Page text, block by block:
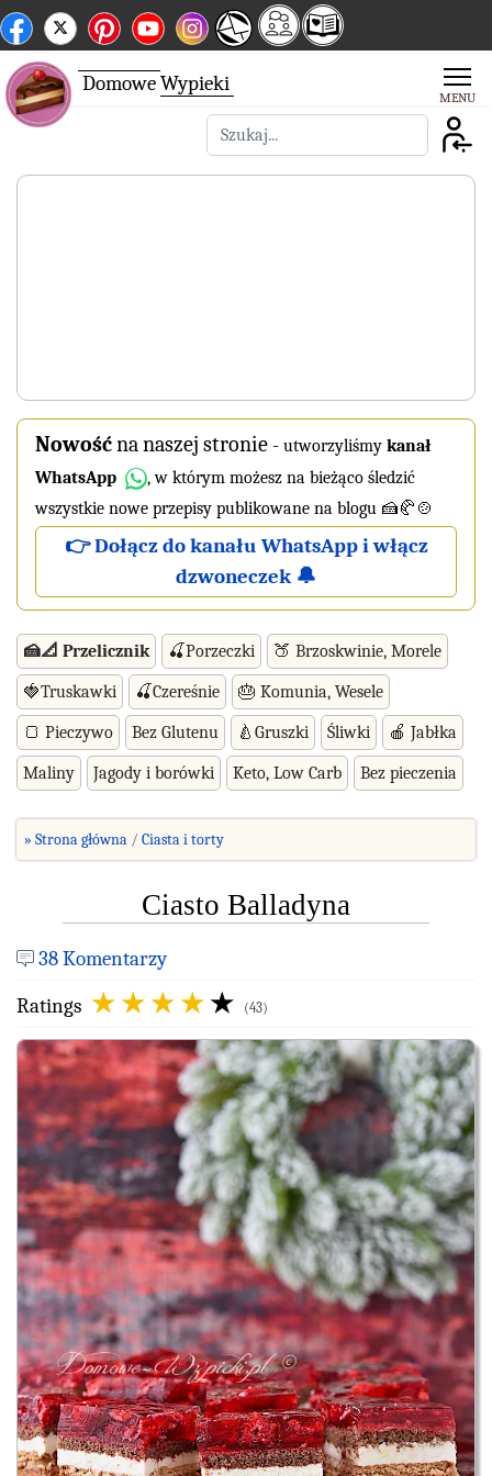
DomoweWypieki
Szukaj
Nowośćna naszej stronie - utworzyliśmy kanał
WhatsApp
, w którym możesz na bieżąco śledzić
wszystkie nowe przepisy publikowane na blogu 🍰🥐🍲
👉 Dołącz do kanału WhatsApp i włącz
dzwoneczek 🔔
🍰📐 Przelicznik 🍒Porzeczki 🍑 Brzoskwinie, Morele
🍓Truskawki 🍒Czereśnie 🎂 Komunia, Wesele
🍞 Pieczywo Bez Glutenu 🍐Gruszki Śliwki 🍎 Jabłka
Maliny Jagody i borówki Keto, Low Carb Bez pieczenia
» Strona główna Ciasta i torty
Ciasto Balladyna
38 Komentarzy
Ratings
(43)